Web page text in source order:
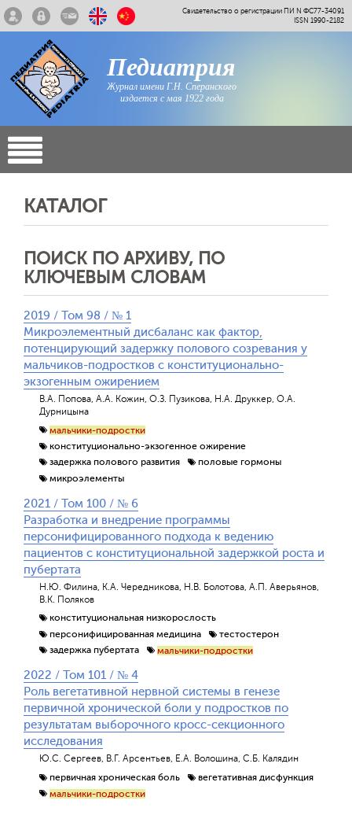
Свидетельство о регистрации ПИ N ФС77-34091
ISSN 1990-2182
Педиатрия
Журнал имени Г.Н. Сперанского
издается с мая 1922 года
КАТАЛОГ
ПОИСК ПО АРХИВУ, ПО
КЛЮЧЕВЫМ СЛОВАМ
2019 / Том 98 / № 1
Микроэлементный дисбаланс как фактор,
потенцирующий задержку полового созревания у
мальчиков-подростков с конституционально-
экзогенным ожирением
В.А. Попова, А.А. Кожин, О.З. Пузикова, Н.А. Друккер, О.А.
Дурницына
мальчики-подростки
конституционально-экзогенное ожирение
задержка полового развития
половые гормоны
микроэлементы
2021 / Том 100 / № 6
Разработка и внедрение программы
персонифицированного подхода к ведению
пациентов с конституциональной задержкой роста и
пубертата
Н.Ю. Филина, К.А. Чередникова, Н.В. Болотова, А.П. Аверьянов,
В.К. Поляков
конституциональная низкорослость
персонифицированная медицина
тестостерон
задержка пубертата
мальчики-подростки
2022 / Том 101 / № 4
Роль вегетативной нервной системы в генезе
первичной хронической боли у подростков по
результатам выборочного кросс-секционного
исследования
Ю.С. Сергеев, В.Г. Арсентьев, Е.А. Волошина, С.Б. Калядин
первичная хроническая боль
вегетативная дисфункция
мальчики-подростки